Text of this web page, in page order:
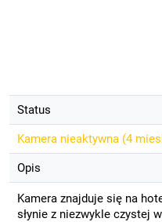
Status
Kamera nieaktywna (4
Opis
Kamera znajduje się na
słynie z niezwykle czystej